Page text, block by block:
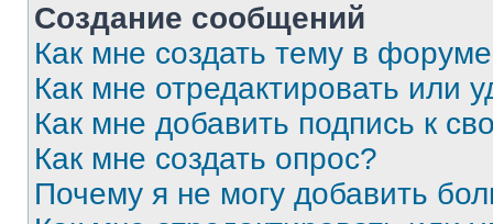
Создание сообщений
Как мне создать тему в
Как мне отредактировать или
Как мне добавить подпись к
Как мне создать опрос?
Почему я не могу добавить